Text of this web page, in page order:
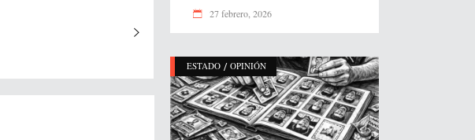
27 febrero, 2026
ESTADO / OPINIÓN